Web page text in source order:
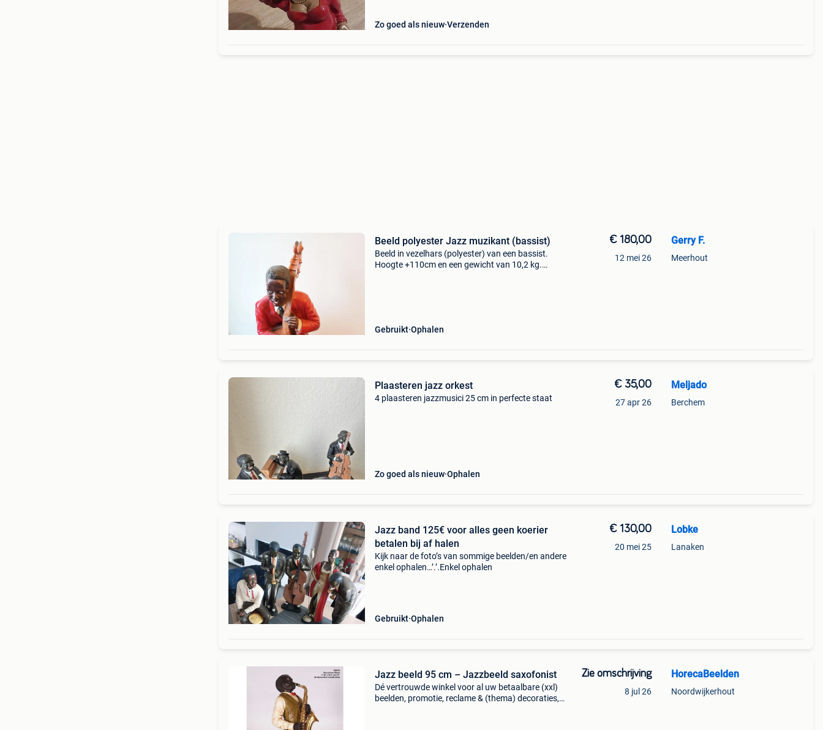
Zo goed als nieuw Verzenden
Beeld polyester Jazz muzikant (bassist)
Beeld in vezelhars (polyester) van een bassist.
Hoogte +110cm en een gewicht van 10,2 kg.
Gebruikt Ophalen
€ 180,00
12 mei 26
Gerry F.
Meerhout
Plaasteren jazz orkest
4 plaasteren jazzmusici 25 cm in perfecte staat
Zo goed als nieuw Ophalen
€ 35,00
27 apr 26
Meljado
Berchem
Jazz band 125€ voor alles geen koerier
betalen bij af halen
Kijk naar de foto’s van sommige beelden/en andere
enkel ophalen…’.’.Enkel ophalen
Gebruikt Ophalen
€ 130,00
20 mei 25
Lobke
Lanaken
Jazz beeld 95 cm – Jazzbeeld saxofonist
Dé vertrouwde winkel voor al uw betaalbare (xxl)
beelden, promotie, reclame & (thema) decoraties,
Zie omschrijving
8 jul 26
HorecaBeelden
Noordwijkerhout